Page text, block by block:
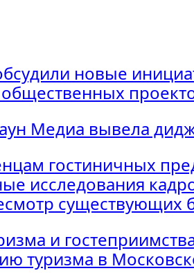
новые
Медиа вывела
гостиничных
исследования
существующих
и
туризма в